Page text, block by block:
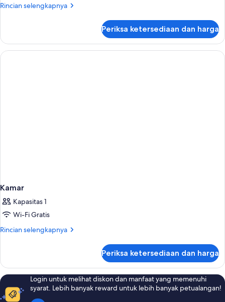
Rincian selengkapnya
Rincian
Kamar
Periksa ketersediaan dan harga
Kamar
Kapasitas 1
Wi-Fi Gratis
Rincian selengkapnya
Rincian
Kamar
Periksa ketersediaan dan harga
Login untuk melihat diskon dan manfaat yang memenuhi
syarat. Lebih banyak reward untuk lebih banyak petualangan!